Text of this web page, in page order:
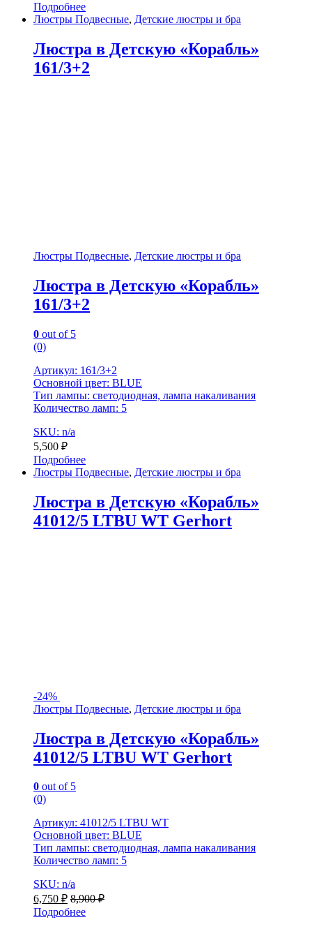
Подробнее
Люстры Подвесные, Детские люстры и бра
Люстра в Детскую «Корабль»
161/3+2
Люстры Подвесные, Детские люстры и бра
Люстра в Детскую «Корабль»
161/3+2
0 out of 5
(0)
Артикул: 161/3+2
Основной цвет: BLUE
Тип лампы: светодиодная, лампа накаливания
Количество ламп: 5
SKU: n/a
5,500 ₽
Подробнее
Люстры Подвесные, Детские люстры и бра
Люстра в Детскую «Корабль»
41012/5 LTBU WT Gerhort
-24%
Люстры Подвесные, Детские люстры и бра
Люстра в Детскую «Корабль»
41012/5 LTBU WT Gerhort
0 out of 5
(0)
Артикул: 41012/5 LTBU WT
Основной цвет: BLUE
Тип лампы: светодиодная, лампа накаливания
Количество ламп: 5
SKU: n/a
6,750 ₽ 8,900₽
Подробнее